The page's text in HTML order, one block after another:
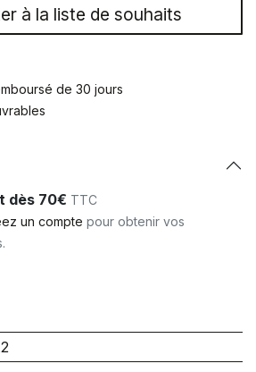
à la liste de souhaits
de 30 jours
dès 70€ TTC
un compte pour obtenir vos